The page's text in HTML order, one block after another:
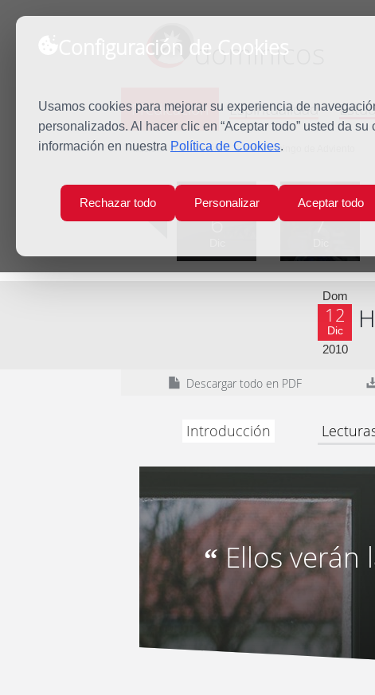
Configuración de Cookies
Usamos cookies para mejorar su experiencia de
personalizados. Al hacer clic en “Aceptar todo” usted da
información en nuestra Política de Cookies.
Rechazar todo Personalizar Aceptar todo
dominicos
Predicación Espiritualidad
Inicio Predicación Tercer Domingo de Adviento
Lun
6
Mar
7
Dom
12
Dic
2010
Descargar todo en PDF
Introducción
“Ellos verán